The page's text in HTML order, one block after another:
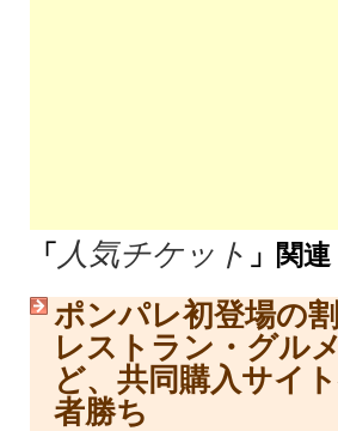
「 人気チケット 」関連
ポンパレ初登場の
レストラン・グル
ど、共同購入サイ
者勝ち